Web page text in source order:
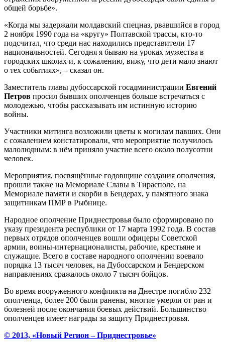
общей борьбе».
«Когда мы задержали молдавский спецназ, рвавшийся в город
2 ноября 1990 года на «кругу» Полтавской трассы, кто-то
подсчитал, что среди нас находились представители 17
национальностей. Сегодня я бываю на уроках мужества в
городских школах и, к сожалению, вижу, что дети мало знают
о тех событиях», – сказал он.
Заместитель главы дубоссарской госадминистрации Евгений
Петров просил бывших ополченцев больше встречаться с
молодежью, чтобы рассказывать им истинную историю
войны.
Участники митинга возложили цветы к могилам павших. Они
с сожалением констатировали, что мероприятие получилось
малолюдным: в нём приняло участие всего около полусотни
человек.
Мероприятия, посвящённые годовщине создания ополчения,
прошли также на Мемориале Славы в Тирасполе, на
Мемориале памяти и скорби в Бендерах, у памятного знака
защитникам ПМР в Рыбнице.
Народное ополчение Приднестровья было сформировано по
указу президента республики от 17 марта 1992 года. В состав
первых отрядов ополченцев вошли офицеры Советской
армии, воины-интернационалисты, рабочие, крестьяне и
служащие. Всего в составе народного ополчении воевало
порядка 13 тысяч человек, на Дубоссарском и Бендерском
направлениях сражалось около 7 тысяч бойцов.
Во время вооруженного конфликта на Днестре погибло 232
ополченца, более 200 были ранены, многие умерли от ран и
болезней после окончания боевых действий. Большинство
ополченцев имеет награды за защиту Приднестровья.
© 2013, «Новый Регион – Приднестровье»